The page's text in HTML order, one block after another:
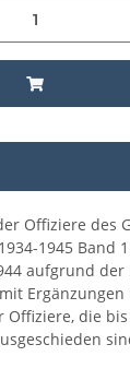
Offiziere des
1945 Band
aufgrund
Offiziere, die